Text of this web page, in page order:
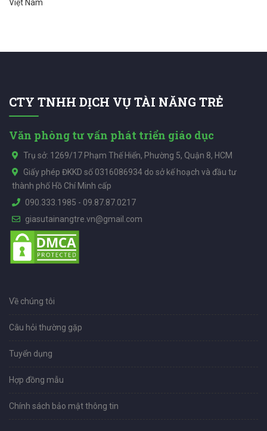
Việt Nam
CTY TNHH DỊCH VỤ TÀI NĂNG TRẺ
Văn phòng tư vấn phát triển giáo dục
Trụ sở: 1269/17 Phạm Thế Hiển, Phường 5, Quận 8, HCM
Giấy phép ĐKKD số 0316086934 do sở kế hoạch và đầu tư
thành phố Hồ Chí Minh cấp
090.333.1985 - 09.87.87.0217
giasutainangtre.vn@gmail.com
Về chúng tôi
Câu hỏi thường gặp
Tuyển dụng
Hợp đồng mẫu
Chính sách bảo mật thông tin